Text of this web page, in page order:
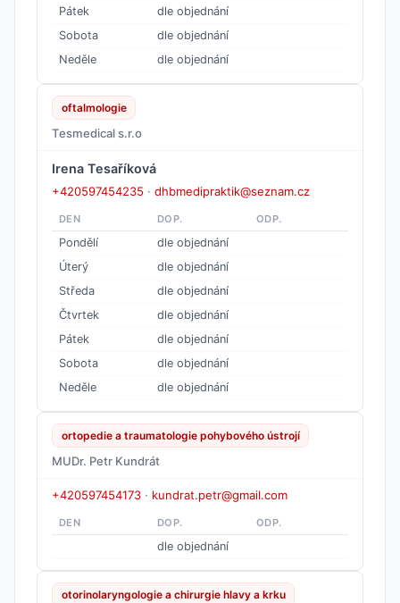
Pátek
dle objednání
Sobota
dle objednání
Neděle
dle objednání
oftalmologie
Tesmedical s.r.o
Irena Tesaříková
+420597454235 · dhbmedipraktik@seznam.cz
DEN DOP. ODP.
Pondělí
dle objednání
Úterý
dle objednání
Středa
dle objednání
Čtvrtek
dle objednání
Pátek
dle objednání
Sobota
dle objednání
Neděle
dle objednání
ortopedie a traumatologie pohybového ústrojí
MUDr. Petr Kundrát
+420597454173 · kundrat.petr@gmail.com
DEN DOP. ODP.
dle objednání
otorinolaryngologie a chirurgie hlavy a krku